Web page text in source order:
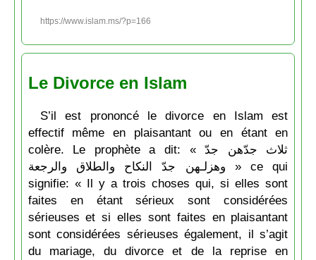
https://www.islam.ms/?p=166
Le Divorce en Islam
S’il est prononcé le divorce en Islam est
effectif même en plaisantant ou en étant en
colère. Le prophète a dit: « ثلاث جدّهن جدّ
وهزلـهن جدّ النكاح والطلاق والرجعة » ce qui
signifie: « Il y a trois choses qui, si elles sont
faites en étant sérieux sont considérées
sérieuses et si elles sont faites en plaisantant
sont considérées sérieuses également, il s’agit
du mariage, du divorce et de la reprise en